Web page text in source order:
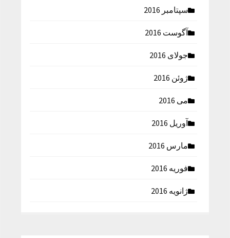
سپتامبر 2016
آگوست 2016
جولای 2016
ژوئن 2016
می 2016
آوریل 2016
مارس 2016
فوریه 2016
ژانویه 2016